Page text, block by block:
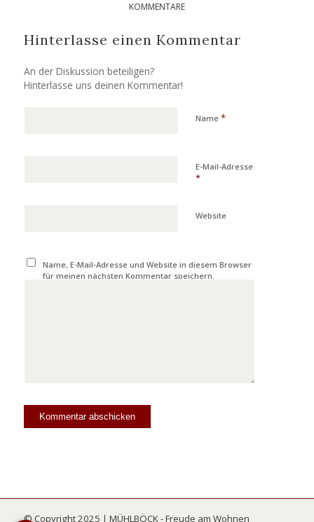
KOMMENTARE
Hinterlasse einen Kommentar
An der Diskussion beteiligen?
Hinterlasse uns deinen Kommentar!
Name *
E-Mail-Adresse
*
Website
Name, E-Mail-Adresse und Website in diesem Browser
für meinen nächsten Kommentar speichern.
© Copyright 2025 | MÜHLBÖCK - Freude am Wohnen